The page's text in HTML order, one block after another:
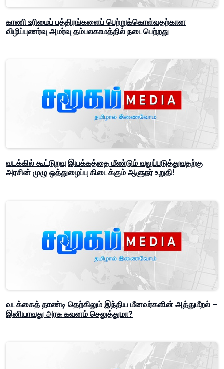
காணி உரிமைப் பத்திரங்களைப் பெற்றுக்கொள்வதற்கான
விழிப்புணர்வு அமர்வு தம்பலகாமத்தில் நடைபெற்றது
வடக்கில் கூட்டுறவு இயக்கத்தை மீண்டும் வலுப்படுத்துவதற்கு
அரசின் முழு ஒத்துழைப்பு கிடைக்கும் ஆளுநர் உறுதி!
வடக்கைத் தாண்டி தெற்கிலும் இந்திய மீனவர்களின் அத்துமீறல் –
இனியாவது அரசு கவனம் செலுத்துமா?